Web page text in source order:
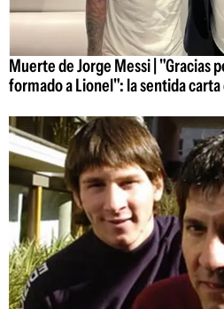
Muerte de Jorge Messi | "Gracias
formado a Lionel": la sentida carta